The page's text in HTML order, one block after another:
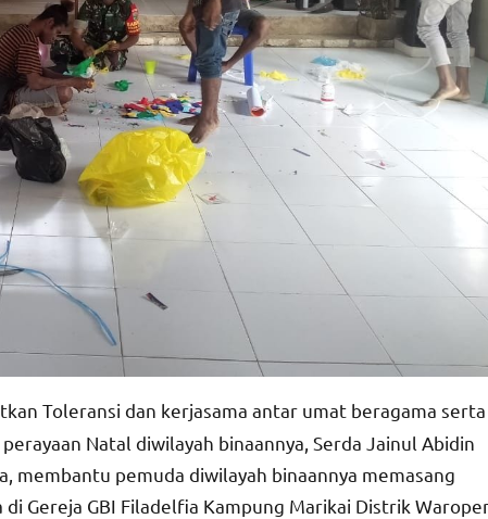
Toleransi dan kerjasama antar umat beragama serta
Natal diwilayah binaannya, Serda Jainul Abidin
membantu pemuda diwilayah binaannya memasang
Gereja GBI Filadelfia Kampung Marikai Distrik